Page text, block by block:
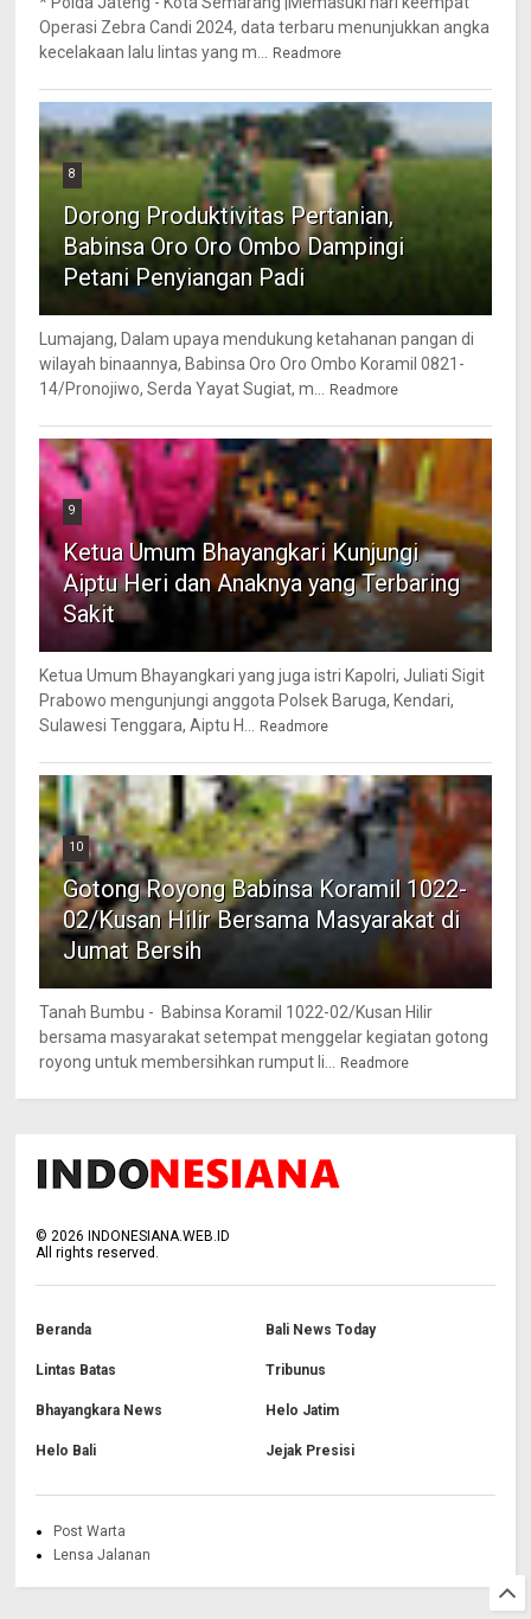
Operasi Zebra Candi 2024, data terbaru menunjukkan angka
kecelakaan lalu lintas yang m...
Readmore
8
Dorong Produktivitas Pertanian,
Babinsa Oro Oro Ombo Dampingi
Petani Penyiangan Padi
Lumajang, Dalam upaya mendukung ketahanan pangan di
wilayah binaannya, Babinsa Oro Oro Ombo Koramil 0821-
14/Pronojiwo, Serda Yayat Sugiat, m...
Readmore
9
Ketua Umum Bhayangkari Kunjungi
Aiptu Heri dan Anaknya yang Terbaring
Sakit
Ketua Umum Bhayangkari yang juga istri Kapolri, Juliati Sigit
Prabowo mengunjungi anggota Polsek Baruga, Kendari,
Sulawesi Tenggara, Aiptu H...
Readmore
10
Gotong Royong Babinsa Koramil 1022-
02/Kusan Hilir Bersama Masyarakat di
Jumat Bersih
Tanah Bumbu - Babinsa Koramil 1022-02/Kusan Hilir
bersama masyarakat setempat menggelar kegiatan gotong
royong untuk membersihkan rumput li...
Readmore
©2026 INDONESIANA.WEB.ID
All rights reserved.
Beranda Bali News Today
Lintas Batas Tribunus
Bhayangkara News Helo Jatim
Helo Bali Jejak Presisi
Post Warta
Lensa Jalanan